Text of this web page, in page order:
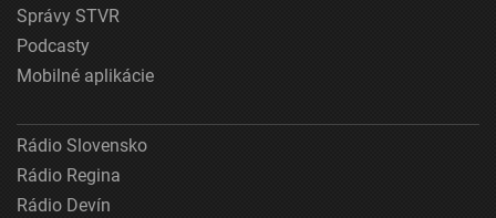
Správy STVR
Podcasty
Mobilné aplikácie
Rádio Slovensko
Rádio Regina
Rádio Devín